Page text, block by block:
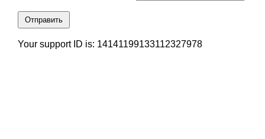
Отправить
Your support ID is: 14141199133112327978